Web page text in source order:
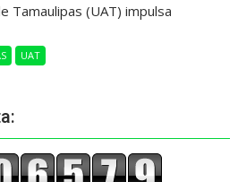
Tamaulipas (UAT) impulsa
UAT